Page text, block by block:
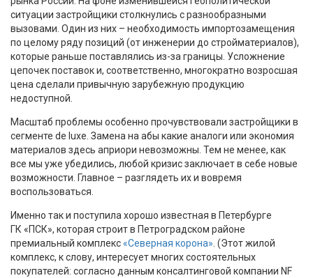
ситуации застройщики столкнулись с разнообразными
вызовами. Один из них – необходимость импортозамещения
по целому ряду позиций (от инженерии до стройматериалов),
которые раньше поставлялись из-за границы. Усложнение
цепочек поставок и, соответственно, многократно возросшая
цена сделали привычную зарубежную продукцию
недоступной.
Масштаб проблемы особенно прочувствовали застройщики в
сегменте de luxe. Замена на абы какие аналоги или экономия
материалов здесь априори невозможны. Тем не менее, как
все мы уже убедились, любой кризис заключает в себе новые
возможности. Главное – разглядеть их и вовремя
воспользоваться.
Именно так и поступила хорошо известная в Петербурге
ГК «ПСК», которая строит в Петроградском районе
премиальный комплекс«Северная корона» . (Этот жилой
комплекс, к слову, интересует многих состоятельных
покупателей: согласно данным консалтинговой компании NF